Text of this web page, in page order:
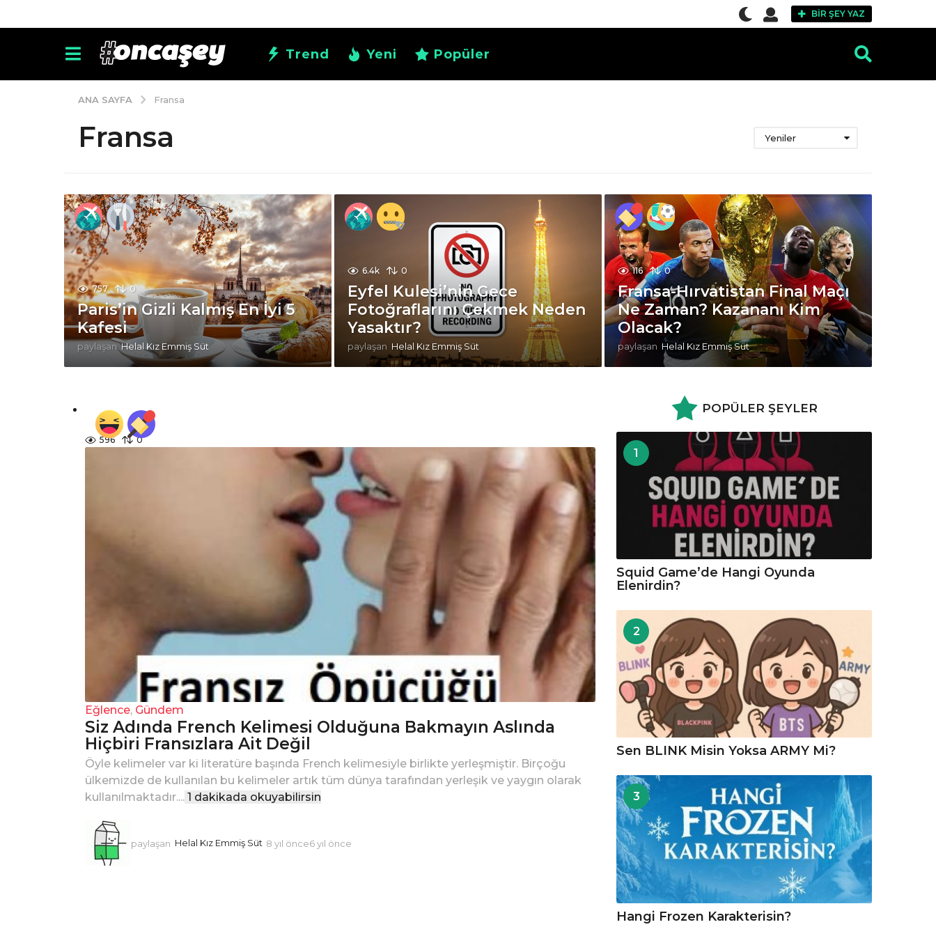
BIR ŞEY YAZ
Trend Yeni Popüler
ANA SAYFA Fransa
Fransa Yeniler
757 0
Paris’in Gizli Kalmış En İyi 5
Kafesi
paylaşan Helal Kız Emmiş Süt
6.4k 0
Eyfel Kulesi’nin Gece
Fotoğraflarını Çekmek Neden
Yasaktır?
paylaşan Helal Kız Emmiş Süt
116 0
Fransa-Hırvatistan Final Maçı
Ne Zaman? Kazananı Kim
Olacak?
paylaşan Helal Kız Emmiş Süt
596 0
Eğlence, Gündem
Siz Adında French Kelimesi Olduğuna Bakmayın Aslında
Hiçbiri Fransızlara Ait Değil
Öyle kelimeler var ki literatüre başında French kelimesiyle birlikte yerleşmiştir. Birçoğu
ülkemizde de kullanılan bu kelimeler artık tüm dünya tarafından yerleşik ve yaygın olarak
kullanılmaktadır.... 1 dakikada okuyabilirsin
paylaşan Helal Kız Emmiş Süt 8 yıl önce6 yıl önce
POPÜLER ŞEYLER
1
Squid Game’de Hangi Oyunda
Elenirdin?
2
Sen BLINK Misin Yoksa ARMY Mi?
3
Hangi Frozen Karakterisin?